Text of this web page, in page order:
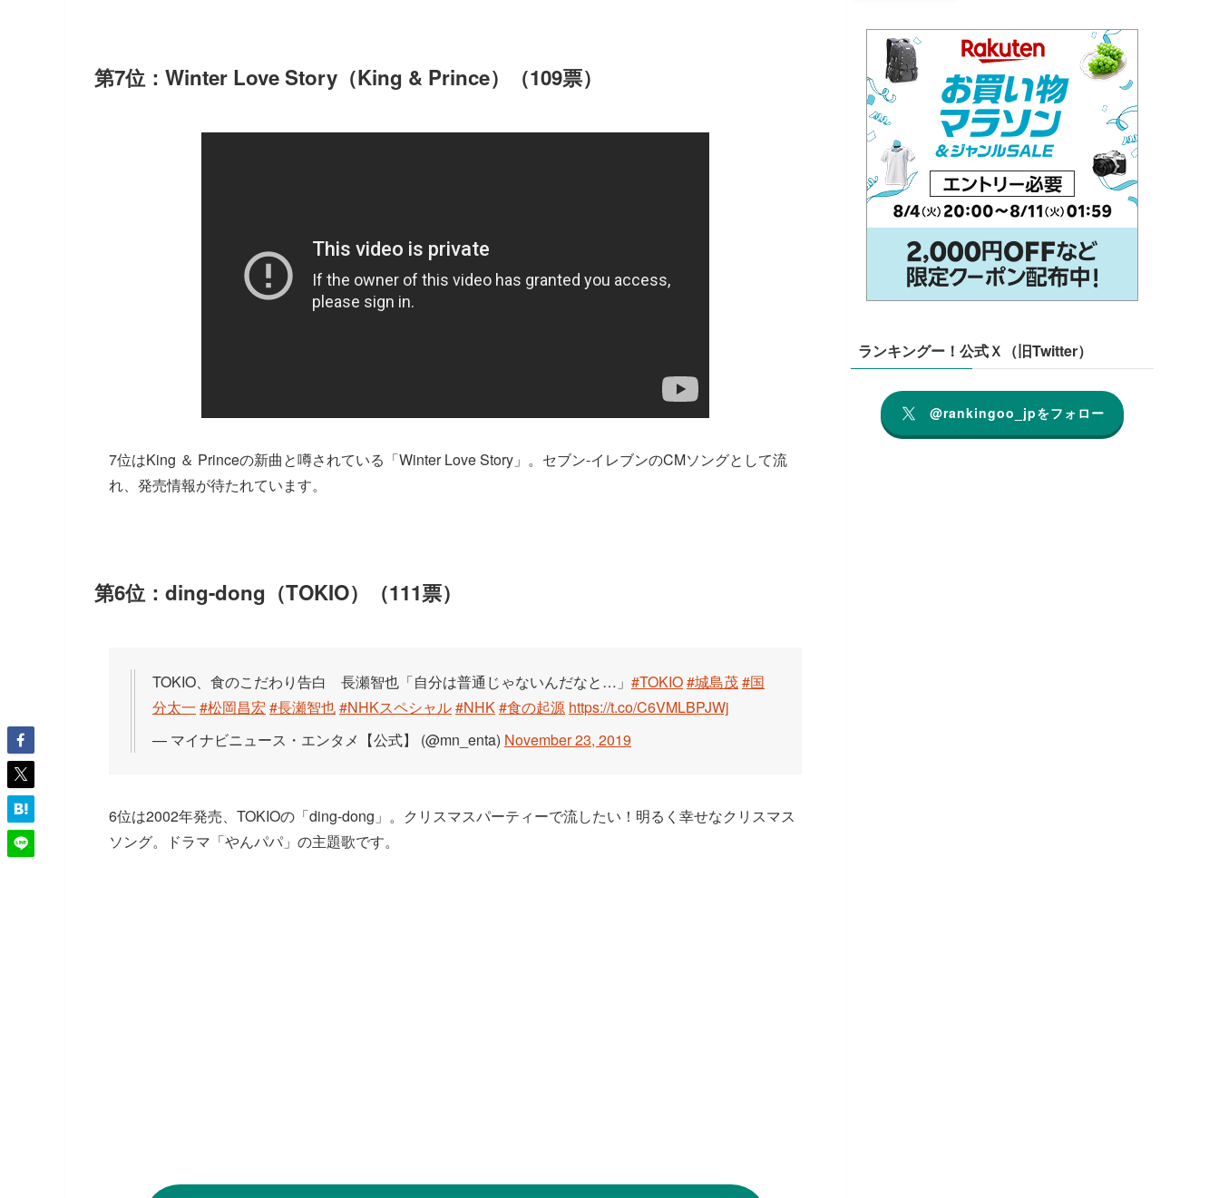
第7位：Winter Love Story（King & Prince）（109票）
7位はKing ＆ Princeの新曲と噂されている「Winter Love Story」。セブン‐イレブンのCMソングとして流
れ、発売情報が待たれています。
第6位：ding-dong（TOKIO）（111票）
TOKIO、食のこだわり告白 長瀬智也「自分は普通じゃないんだなと…」 #TOKIO#城島茂#国
分太一 #松岡昌宏 #長瀬智也#NHKスペシャル#NHK#食の起源 https://t.co/C6VMLBPJWj
— マイナビニュース・エンタメ【公式】 (@mn_enta) November 23, 2019
6位は2002年発売、TOKIOの「ding-dong」。クリスマスパーティーで流したい！明るく幸せなクリスマス
ソング。ドラマ「やんパパ」の主題歌です。
ランキングー！公式Ｘ（旧Twitter）
@rankingoo_jpをフォロー